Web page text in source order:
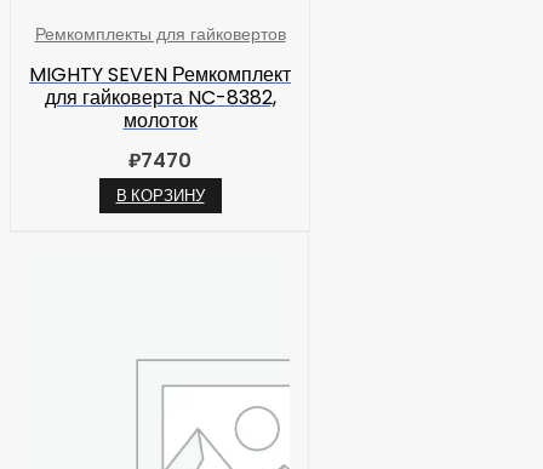
Ремкомплекты для гайковертов
MIGHTY SEVEN Ремкомплект
для гайковерта NC-8382,
молоток
₽7470
В КОРЗИНУ